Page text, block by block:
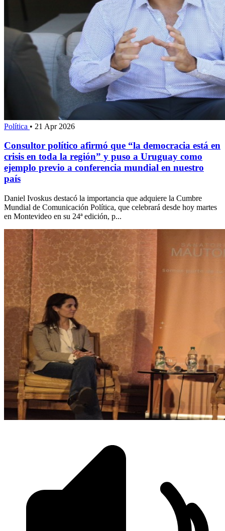
Política • 21 Apr 2026
Consultor político afirmó que “la democracia está en
crisis en toda la región” y puso a Uruguay como
ejemplo previo a conferencia mundial en nuestro
país
Daniel Ivoskus destacó la importancia que adquiere la Cumbre
Mundial de Comunicación Política, que celebrará desde hoy martes
en Montevideo en su 24ª edición, p...